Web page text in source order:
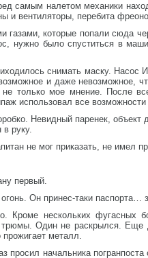
самым налетом механики
вентиляторы, перебита
газами, которые попали сюда
нужно было спуститься в
снимать маску. Насос
и даже невозможное,
только мое мнение. После
использовал все
Невидный паренек,
в руку.
не мог приказать, не имел
первый.
Он принес-таки
Кроме нескольких фугасных
Один не раскрылся.
прожигает металл.
начальника